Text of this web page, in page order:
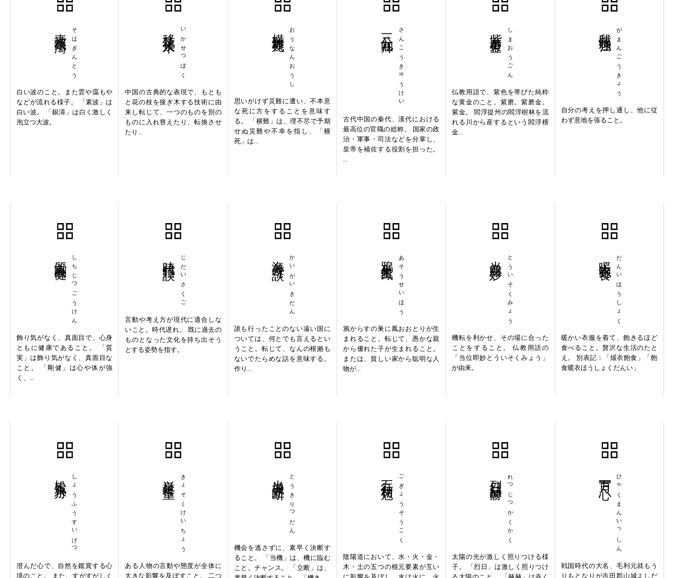
そはぎんとう
白い波のこと。また雲や靄もや
などが流れる様子。 「素波」は
白い波。 「銀濤」は白く激しく
泡立つ大波。
いかせつぼく
中国の古典的な表現で、もとも
と花の枝を接ぎ木する技術に由
来し転じて、一つのものを別の
ものに入れ替えたり、転換させ
たり...
おうなんおうし
思いがけず災難に遭い、不本意
な死に方をすることを意味す
る。 「横難」は、理不尽で予期
せぬ災難や不幸を指し、「横
死」は...
さんこうきゅうけい
古代中国の秦代、漢代における
最高位の官職の総称。 国家の政
治・軍事・司法などを分掌し、
皇帝を補佐する役割を担った。
しまおうごん
仏教用語で、紫色を帯びた純粋
な黄金のこと。紫磨。紫磨金。
紫金。 閻浮提州の閻浮樹林を流
れる川から産するという閻浮檀
金...
がまんごうきょう
自分の考えを押し通し、他に従
わず意地を張ること。
しちじつごうけん
飾り気がなく、真面目で、心身
ともに健康であること。 「質
実」は飾り気がなく、真面目な
こと。 「剛健」は心や体が強
く、...
じだいさくご
言動や考え方が現代に適合しな
いこと。時代遅れ。 既に過去の
ものとなった文化を持ち出そう
とする姿勢を指す。
かいがいきだん
誰も行ったことのない遠い国に
ついては、何とでも言えるとい
うこと。転じて、なんの根拠も
ないでたらめな話を意味する。
作り...
あそうせいほう
鴉からすの巣に鳳おおとりが生
まれること。転じて、愚かな親
から優れた子が生まれること。
または、貧しい家から聡明な人
物が...
とういそくみょう
機転を利かせ、その場に合った
ことをすること。 仏教用語の
「当位即妙とういそくみょう」
が由来。
だんいほうしょく
暖かい衣服を着て、飽きるほど
食べること。贅沢な生活のたと
え。 別表記：「煖衣飽食」「飽
食暖衣ほうしょくだんい」
しょうふうすいげつ
澄んだ心で、自然を鑑賞する心
境のこと。 また、すがすがしく
きょそくけいちょう
ある人物の言動や態度が全体に
大きな影響を及ぼすこと。 二つ
とうきりつだん
機会を逃さずに、素早く決断す
ること。 「当機」は、機に臨む
こと。チャンス。 「立断」は、
ごぎょうそうこく
陰陽道において、水・火・金・
木・土の五つの根元要素が互い
れつじつかくかく
太陽の光が激しく照りつける様
子。 「烈日」は激しく照りつけ
ひゃくまんいっしん
戦国時代の大名、毛利元就もう
りもとなりが吉田郡山城よしだ